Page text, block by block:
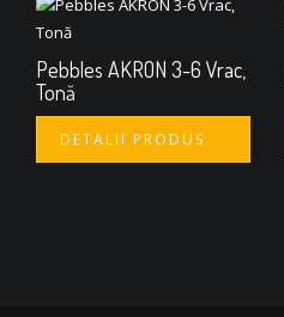
Pebbles AKRON 3-6 Vrac,
Tonă
DETALII PRODUS